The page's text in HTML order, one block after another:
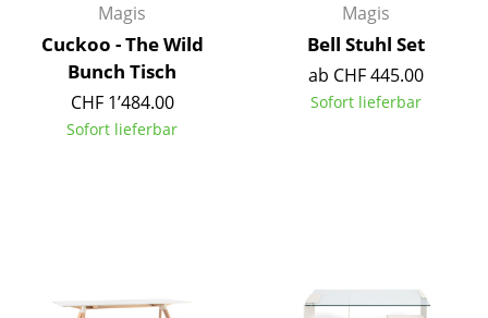
Kinderbetten
Nachttische & Bettzubehör
... alle Betten
Magis
Cuckoo - The Wild
Bunch Tisch
CHF 1’484.00
Sofort lieferbar
Magis
Bell Stuhl Set
ab CHF 445.00
Sofort lieferbar